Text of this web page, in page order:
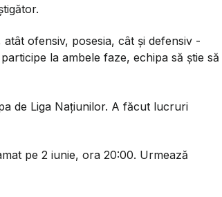
ofensiv, posesia, cât și defensiv -
la ambele faze, echipa să știe să
de Liga Națiunilor. A făcut lucruri
pe 2 iunie, ora 20:00. Urmează